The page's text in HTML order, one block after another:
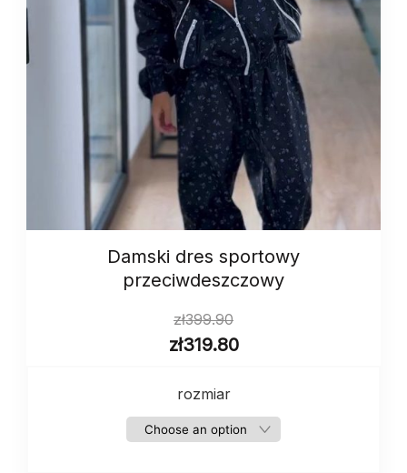
Damski dres sportowy
przeciwdeszczowy
zł399.90
zł319.80
rozmiar